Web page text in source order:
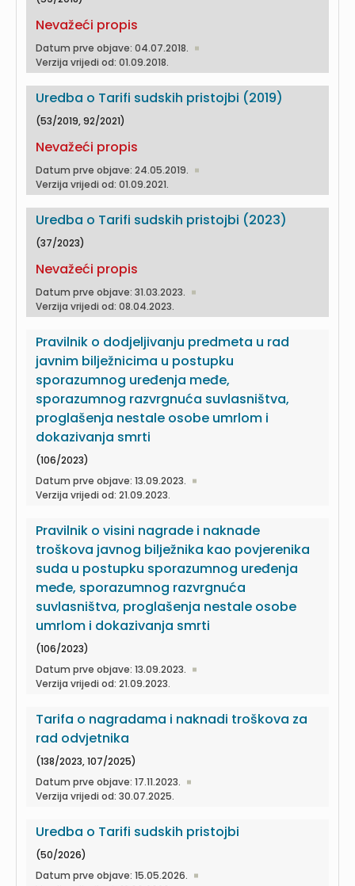
Nevažeći propis
Datum prve objave: 04.07.2018.
Verzija vrijedi od: 01.09.2018.
Uredba o Tarifi sudskih pristojbi (2019)
(53/2019, 92/2021)
Nevažeći propis
Datum prve objave: 24.05.2019.
Verzija vrijedi od: 01.09.2021.
Uredba o Tarifi sudskih pristojbi (2023)
(37/2023)
Nevažeći propis
Datum prve objave: 31.03.2023.
Verzija vrijedi od: 08.04.2023.
Pravilnik o dodjeljivanju predmeta u rad
javnim bilježnicima u postupku
sporazumnog uređenja međe,
sporazumnog razvrgnuća suvlasništva,
proglašenja nestale osobe umrlom i
dokazivanja smrti
(106/2023)
Datum prve objave: 13.09.2023.
Verzija vrijedi od: 21.09.2023.
Pravilnik o visini nagrade i naknade
troškova javnog bilježnika kao povjerenika
suda u postupku sporazumnog uređenja
međe, sporazumnog razvrgnuća
suvlasništva, proglašenja nestale osobe
umrlom i dokazivanja smrti
(106/2023)
Datum prve objave: 13.09.2023.
Verzija vrijedi od: 21.09.2023.
Tarifa o nagradama i naknadi troškova za
rad odvjetnika
(138/2023, 107/2025)
Datum prve objave: 17.11.2023.
Verzija vrijedi od: 30.07.2025.
Uredba o Tarifi sudskih pristojbi
(50/2026)
Datum prve objave: 15.05.2026.